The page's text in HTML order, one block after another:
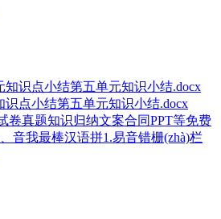
识点小结第五单元知识小结.docx
卷真题知识归纳文案合同PPT等免费
音我最棒汉语拼1.易音错栅(zhà)栏